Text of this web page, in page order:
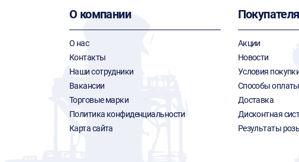
О компании
О нас
Контакты
Наши сотрудники
Вакансии
Торговые марки
Политика конфиденциальности
Карта сайта
Акции
Новости
Условия
Способы оплаты
Доставка
Дисконтная
Результаты